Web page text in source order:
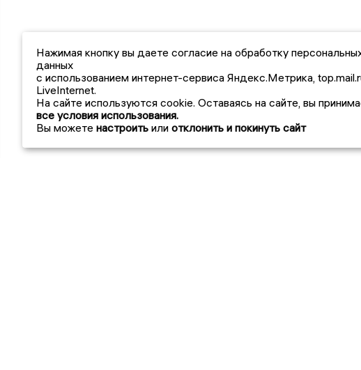
Нажимая кнопку вы даете согласие на обработку
данных
с использованием интернет-сервиса Яндекс.Метрика,
LiveInternet.
На сайте используются cookie. Оставаясь на сайте, вы
все условия использования.
Вы можете настроить или отклонить и покинуть сайт